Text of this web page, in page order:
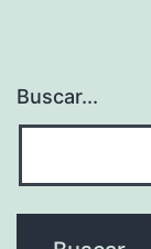
Buscar...